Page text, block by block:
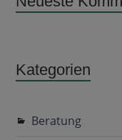
Kategorien
Beratung